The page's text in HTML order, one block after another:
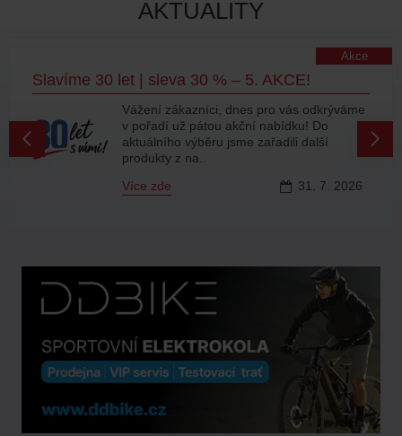
AKTUALITY
Slavíme 30 let | sleva 30 % – 5. AKCE!
Akce
31. 7. 2026
Vážení zákazníci, dnes pro vás odkrýváme
v pořadí už pátou akční nabídku! Do
aktuálního výběru jsme zařadili další
produkty z na..
Více zde